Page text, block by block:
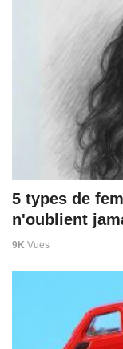
5 types de
n'oublient
9K Vues